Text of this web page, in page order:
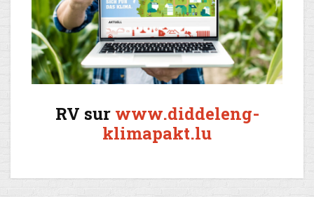
RV sur www.diddeleng-
klimapakt.lu